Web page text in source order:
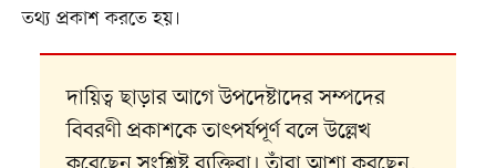
তথ্য প্রকাশ করতে হয়।
দায়িত্ব ছাড়ার আগে উপদেষ্টাদের সম্পদের
বিবরণী প্রকাশকে তাৎপর্যপূর্ণ বলে উল্লেখ